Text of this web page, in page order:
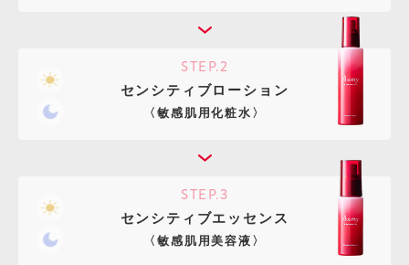
STEP.2
センシティブローション
〈敏感肌用化粧水〉
STEP.3
センシティブエッセンス
〈敏感肌用美容液〉